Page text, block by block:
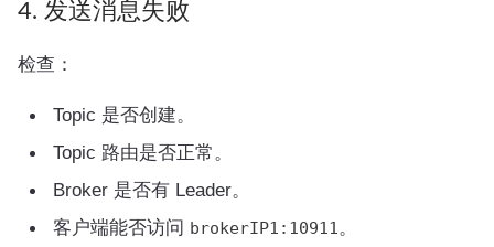
4. 发送消息失败
检查：
Topic 是否创建。
Topic 路由是否正常。
Broker 是否有 Leader。
客户端能否访问 brokerIP1:10911 。